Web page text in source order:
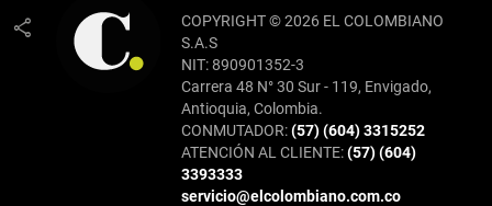
share
COPYRIGHT © 2026 EL COLOMBIANO
S.A.S
NIT: 890901352-3
Carrera 48 N° 30 Sur - 119, Envigado,
Antioquia, Colombia.
CONMUTADOR:(57) (604) 3315252
ATENCIÓN AL CLIENTE:(57) (604)
3393333
servicio@elcolombiano.com.co